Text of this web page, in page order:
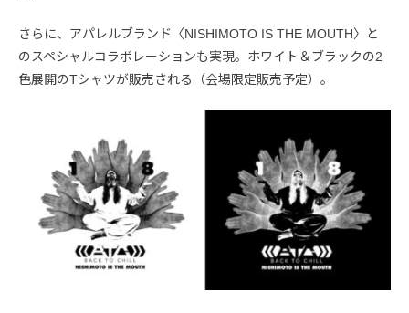
さらに、アパレルブランド〈NISHIMOTO IS THE MOUTH〉と
のスペシャルコラボレーションも実現。ホワイト＆ブラックの2
色展開のTシャツが販売される（会場限定販売予定）。